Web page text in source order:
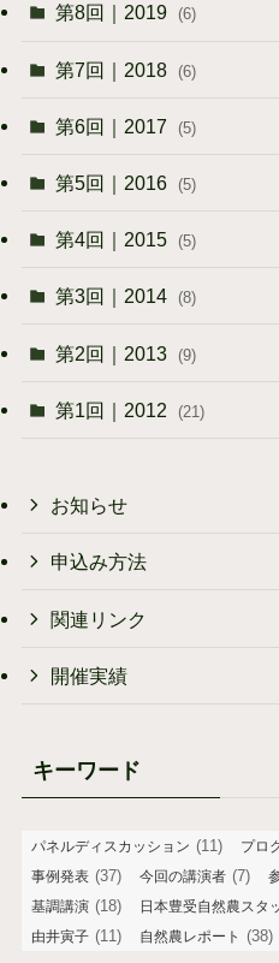
第8回｜2019 (6)
第7回｜2018 (6)
第6回｜2017 (5)
第5回｜2016 (5)
第4回｜2015 (5)
第3回｜2014 (8)
第2回｜2013 (9)
第1回｜2012 (21)
お知らせ
申込み方法
関連リンク
開催実績
キーワード
パネルディスカッション (11) プロ
事例発表 (37) 今回の講演者 (7)
基調講演 (18) 日本豊受自然農スタ
由井寅子 (11) 自然農レポート (38)